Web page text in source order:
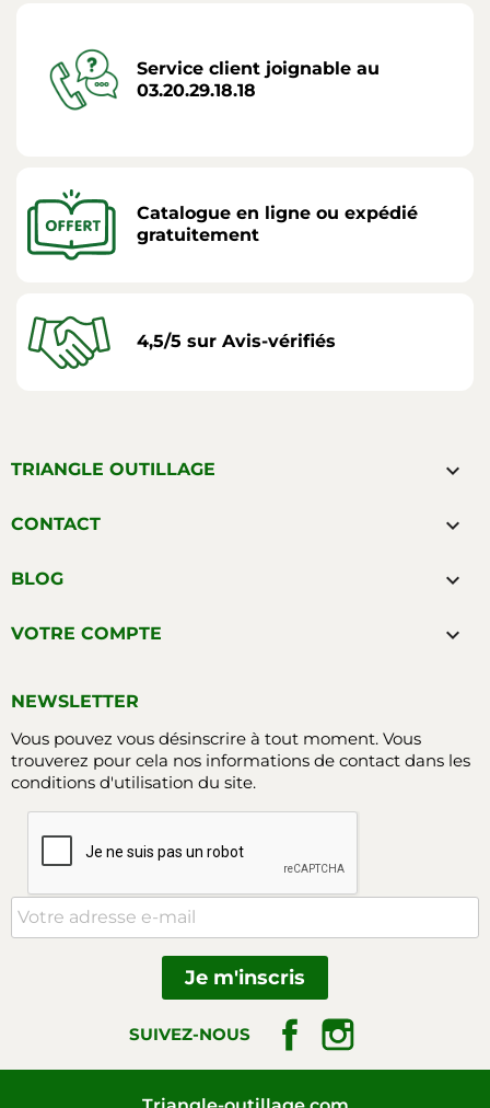
Service client joignable au
03.20.29.18.18
Catalogue en ligne ou expédié
gratuitement
4,5/5 sur Avis-vérifiés
TRIANGLE OUTILLAGE 
CONTACT 
BLOG 
VOTRE COMPTE 
NEWSLETTER
Vous pouvez vous désinscrire à tout moment. Vous
trouverez pour cela nos informations de contact dans les
conditions d'utilisation du site.
SUIVEZ-NOUS Facebook